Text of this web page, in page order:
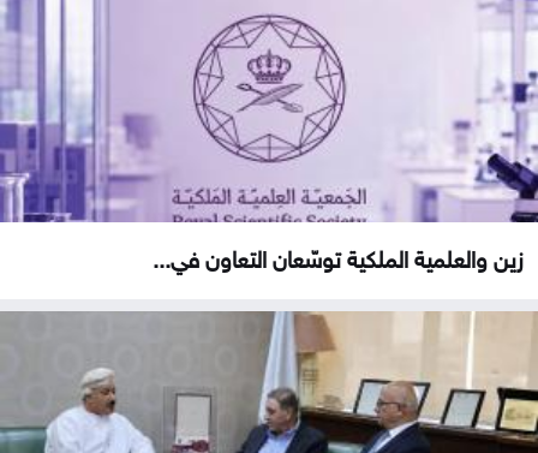
زين والعلمية الملكية توسّعان التعاون في...